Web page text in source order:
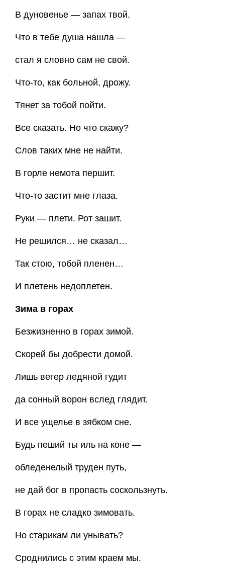
В дуновенье — запах твой.
Что в тебе душа нашла —
стал я словно сам не свой.
Что-то, как больной, дрожу.
Тянет за тобой пойти.
Все сказать. Но что скажу?
Слов таких мне не найти.
В горле немота першит.
Что-то застит мне глаза.
Руки — плети. Рот зашит.
Не решился… не сказал…
Так стою, тобой пленен…
И плетень недоплетен.
Зима в горах
Безжизненно в горах зимой.
Скорей бы добрести домой.
Лишь ветер ледяной гудит
да сонный ворон вслед глядит.
И все ущелье в зябком сне.
Будь пеший ты иль на коне —
обледенелый труден путь,
не дай бог в пропасть соскользнуть.
В горах не сладко зимовать.
Но старикам ли унывать?
Сроднились с этим краем мы.